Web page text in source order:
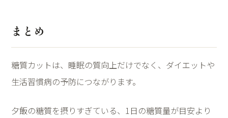
まとめ
糖質カットは、睡眠の質向上だけでなく、ダイエットや
生活習慣病の予防につながります。
夕飯の糖質を摂りすぎている、 1日の糖質量が目安より